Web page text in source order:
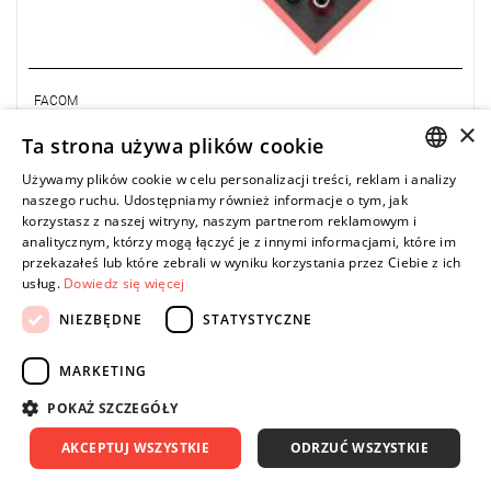
FACOM
trzpieniowych Torx, Hex, XZN
Price tax included
0,00 zł ZAPYTAJ O PRODUKT
ENGLISH
×
Ta strona używa plików cookie
Używamy plików cookie w celu personalizacji treści, reklam i analizy
naszego ruchu. Udostępniamy również informacje o tym, jak
korzystasz z naszej witryny, naszym partnerom reklamowym i
analitycznym, którzy mogą łączyć je z innymi informacjami, które im
przekazałeś lub które zebrali w wyniku korzystania przez Ciebie z ich
usług. Dowiedz się więcej
NIEZBĘDNE
STATYSTYCZNE
MARKETING
POKAŻ SZCZEGÓŁY
AKCEPTUJ WSZYSTKIE ODRZUĆ WSZYSTKIE